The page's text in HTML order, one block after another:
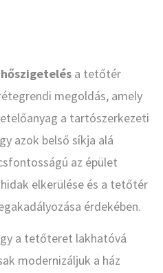
a tetőtér
megoldás, amely
a tartószerkezeti
azok belső síkja alá
az épület
elkerülése és a tetőtér
érdekében.
a tetőteret lakhatóvá
modernizáljuk a ház